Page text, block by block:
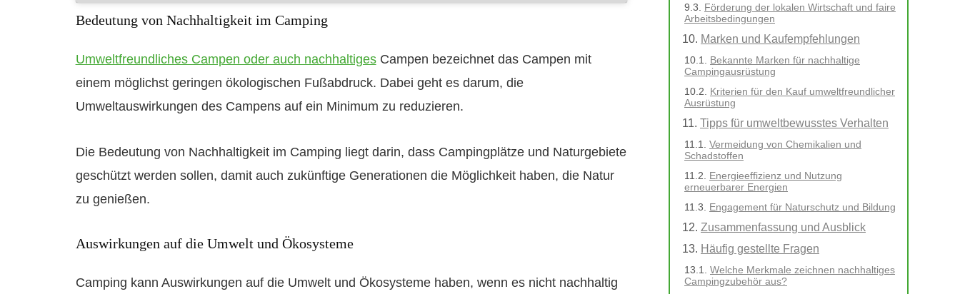
Bedeutung von Nachhaltigkeit im Camping
Umweltfreundliches Campen oder auch nachhaltigesCampen bezeichnet das Campen mit
einem möglichst geringen ökologischen Fußabdruck. Dabei geht es darum, die
Umweltauswirkungen des Campens auf ein Minimum zu reduzieren.
Die Bedeutung von Nachhaltigkeit im Camping liegt darin, dass Campingplätze und Naturgebiete
geschützt werden sollen, damit auch zukünftige Generationen die Möglichkeit haben, die Natur
zu genießen.
Auswirkungen auf die Umwelt und Ökosysteme
Camping kann Auswirkungen auf die Umwelt und Ökosysteme haben, wenn es nicht nachhaltig
Förderung der lokalen Wirtschaft und faire
Arbeitsbedingungen
Marken und Kaufempfehlungen
Bekannte Marken für nachhaltige
Campingausrüstung
Kriterien für den Kauf umweltfreundlicher
Ausrüstung
Tipps für umweltbewusstes Verhalten
Vermeidung von Chemikalien und
Schadstoffen
Energieeffizienz und Nutzung
erneuerbarer Energien
Engagement für Naturschutz und Bildung
Zusammenfassung und Ausblick
Häufig gestellte Fragen
Welche Merkmale zeichnen nachhaltiges
Campingzubehör aus?